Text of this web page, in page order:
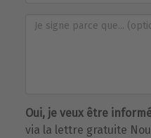
Oui, je veux être
via la lettre gratuite